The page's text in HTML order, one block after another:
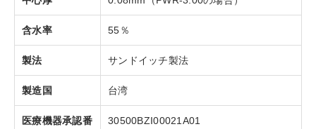
含水率 55％
製法 サンドイッチ製法
製造国 台湾
医療機器承認番
30500BZI00021A01